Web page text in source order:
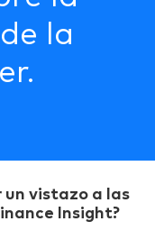
la
un vistazo a las
Insight?